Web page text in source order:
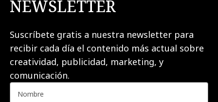
NEWSLETTER
Suscríbete gratis a nuestra newsletter para
recibir cada día el contenido más actual sobre
creatividad, publicidad, marketing, y
comunicación.